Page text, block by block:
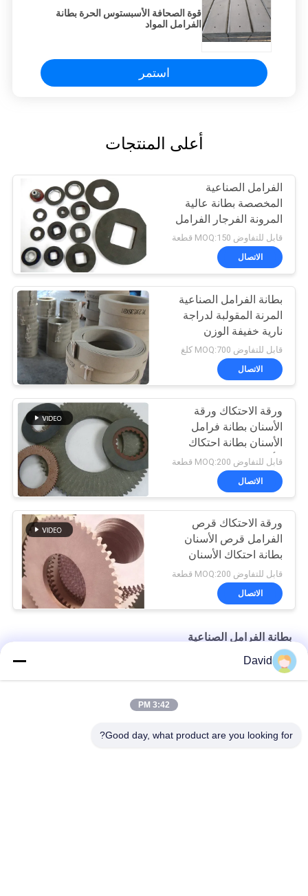
قوة الصحافة الأسبستوس الحرة بطانة
الفرامل المواد
استمر
أعلى المنتجات
الفرامل الصناعية
المخصصة بطانة عالية
المرونة الفرجار الفرامل
قابل للتفاوض MOQ:150 قطعة
الاتصال
بطانة الفرامل الصناعية
المرنة المقولبة لدراجة
نارية خفيفة الوزن
قابل للتفاوض MOQ:700 كلغ
الاتصال
ورقة الاحتكاك ورقة
الأسنان بطانة فرامل
الأسنان بطانة احتكاك
الأسنان
قابل للتفاوض MOQ:200 قطعة
الاتصال
ورقة الاحتكاك قرص
الفرامل قرص الأسنان
بطانة احتكاك الأسنان
القرص
قابل للتفاوض MOQ:200 قطعة
الاتصال
بطانة الفرامل الصناعية
سمك 3 مم مواد احتكاك خالية من الأسبستوسDavid
3:42 PM
Good day, what product are you looking for?